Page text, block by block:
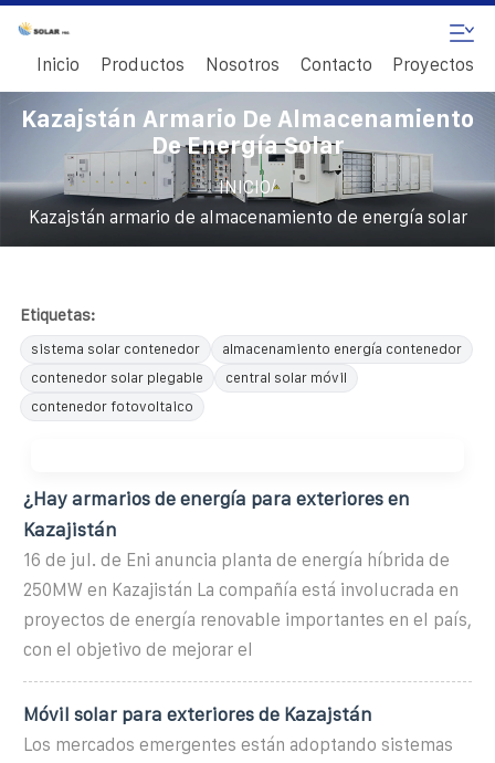
Inicio Productos Nosotros Contacto Proyectos
Kazajstán Armario De Almacenamiento
De Energía Solar
INICIO/
Kazajstán armario de almacenamiento de energía solar
Etiquetas:
sistema solar contenedor
almacenamiento energía contenedor
contenedor solar plegable
central solar móvil
contenedor fotovoltaico
¿Hay armarios de energía para exteriores en
Kazajistán
16 de jul. de Eni anuncia planta de energía híbrida de
250MW en Kazajistán La compañía está involucrada en
proyectos de energía renovable importantes en el país,
con el objetivo de mejorar el
Móvil solar para exteriores de Kazajstán
Los mercados emergentes están adoptando sistemas